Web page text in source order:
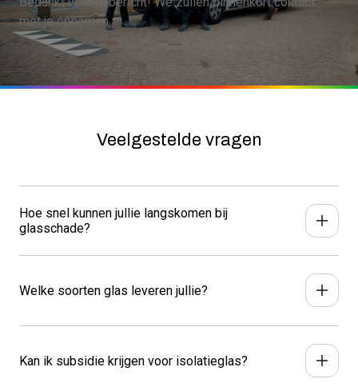
met je opnemen.
Veelgestelde vragen
Hoe snel kunnen jullie langskomen bij
glasschade?
Bel ons direct voor de snelste service: 0299-373146.
Welke soorten glas leveren jullie?
zonwerend glas en isolatieglas tot UV-verlijmd glas.
Bekijk hier al onze glasproducten.
Kan ik subsidie krijgen voor isolatieglas?